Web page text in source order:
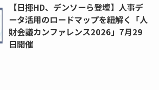
【日揮HD、デンソーら登壇】人事デ
ータ活用のロードマップを紐解く「人
財会議カンファレンス2026」7月29
日開催